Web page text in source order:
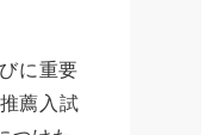
に重要
薦入試